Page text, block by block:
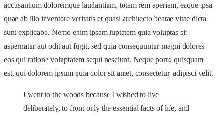
accusantium doloremque laudantium, totam rem aperiam, eaque ipsa
quae ab illo inventore veritatis et quasi architecto beatae vitae dicta
sunt explicabo. Nemo enim ipsam luptatem quia voluptas sit
aspernatur aut odit aut fugit, sed quia consequuntur magni dolores
eos qui ratione voluptatem sequi nesciunt. Neque porro quisquam
est, qui dolorem ipsum quia dolor sit amet, consectetur, adipisci velit.
I went to the woods because I wished to live
deliberately, to front only the essential facts of life, and